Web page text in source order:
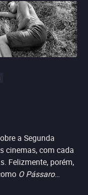
um país ferido. Uma
e reafirma o
e lembrança. Direto
confiracrítica
.
a Segunda
cinemas, com cada
Felizmente, porém,
O Pássaro